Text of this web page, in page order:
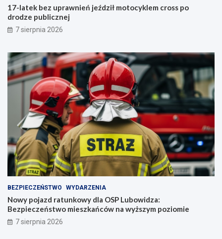
17-latek bez uprawnień jeździł motocyklem cross po
drodze publicznej
7 sierpnia 2026
BEZPIECZEŃSTWO WYDARZENIA
Nowy pojazd ratunkowy dla OSP Lubowidza:
Bezpieczeństwo mieszkańców na wyższym poziomie
7 sierpnia 2026